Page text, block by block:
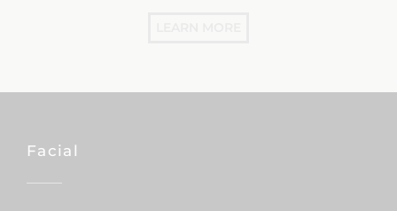
Facial